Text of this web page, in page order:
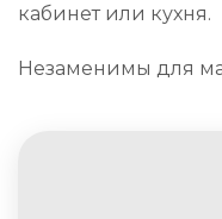
кабинет или кухня.
Незаменимы для